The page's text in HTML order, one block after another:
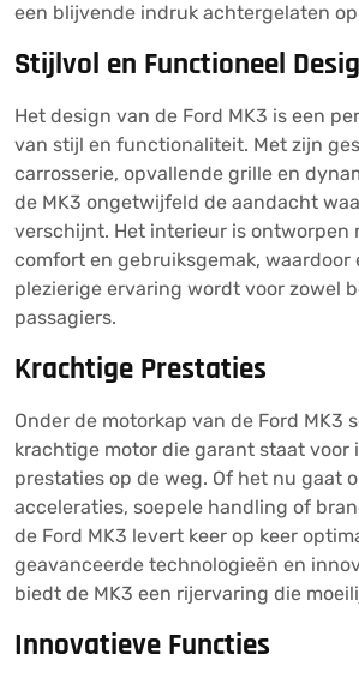
een blijvende indruk achtergelaten
Stijlvol en Functioneel
Het design van de Ford MK3 is een
van stijl en functionaliteit. Met zijn
carrosserie, opvallende grille en
de MK3 ongetwijfeld de aandacht
verschijnt. Het interieur is ontworpen
comfort en gebruiksgemak, waardoor
plezierige ervaring wordt voor zowel
passagiers.
Krachtige Prestaties
Onder de motorkap van de Ford MK3
krachtige motor die garant staat voor
prestaties op de weg. Of het nu gaat
acceleraties, soepele handling of
de Ford MK3 levert keer op keer
geavanceerde technologieën en
biedt de MK3 een rijervaring die
Innovatieve Functies